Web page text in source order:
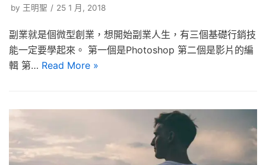
by 王明聖 25 1 月, 2018
副業就是個微型創業，想開始副業人生，有三個基礎行銷技
能一定要學起來。 第一個是Photoshop 第二個是影片的編
輯 第… Read More »